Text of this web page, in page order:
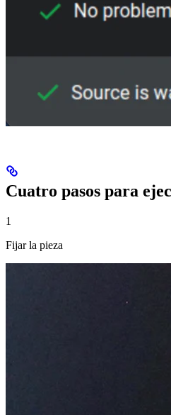
Cuatro pasos para
1
Fijar la pieza